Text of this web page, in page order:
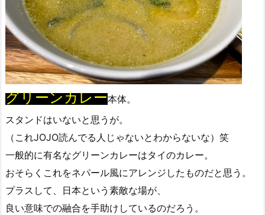
グリーンカレー本体。
スタンドはいないと思うが。
（これJOJO読んでる人じゃないとわからないな）笑
一般的に有名なグリーンカレーはタイのカレー。
おそらくこれをネパール風にアレンジしたものだと思う。
プラスして、日本という素敵な場が、
良い意味での融合を手助けしているのだろう。